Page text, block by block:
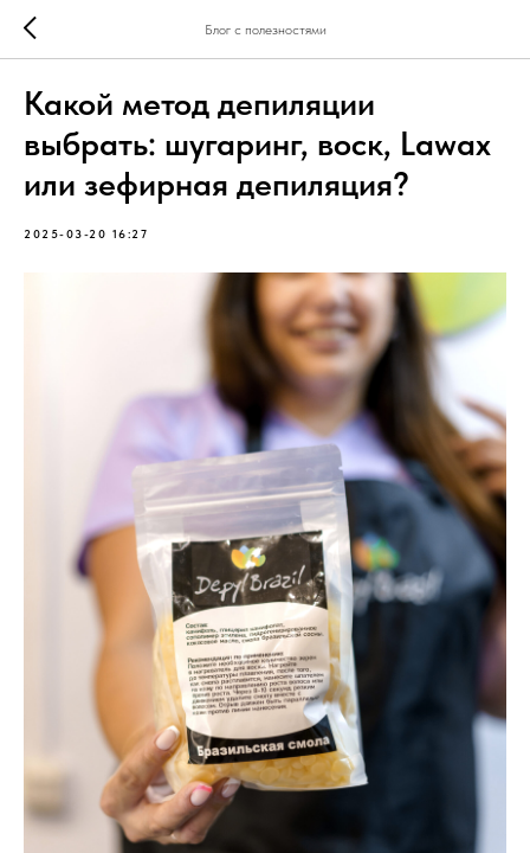
Блог с полезностями
Какой метод депиляции
выбрать: шугаринг, воск, Lawax
или зефирная депиляция?
2025-03-20 16:27